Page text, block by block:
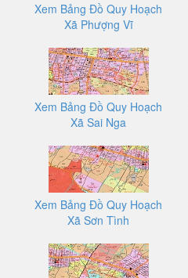
Xem Bảng Đồ Quy Hoạch
Xã Phượng Vĩ
Xem Bảng Đồ Quy Hoạch
Xã Sai Nga
Xem Bảng Đồ Quy Hoạch
Xã Sơn Tình